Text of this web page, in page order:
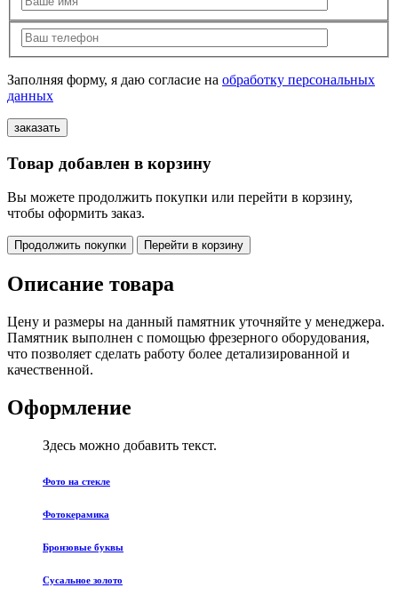
Заполняя форму, я даю согласие на обработку персональных
данных
Товар добавлен в корзину
Вы можете продолжить покупки или перейти в корзину,
чтобы оформить заказ.
Продолжить покупки Перейти в корзину
Описание товара
Цену и размеры на данный памятник уточняйте у менеджера.
Памятник выполнен с помощью фрезерного оборудования,
что позволяет сделать работу более детализированной и
качественной.
Оформление
Здесь можно добавить текст.
Фото на стекле
Фотокерамика
Бронзовые буквы
Сусальное золото